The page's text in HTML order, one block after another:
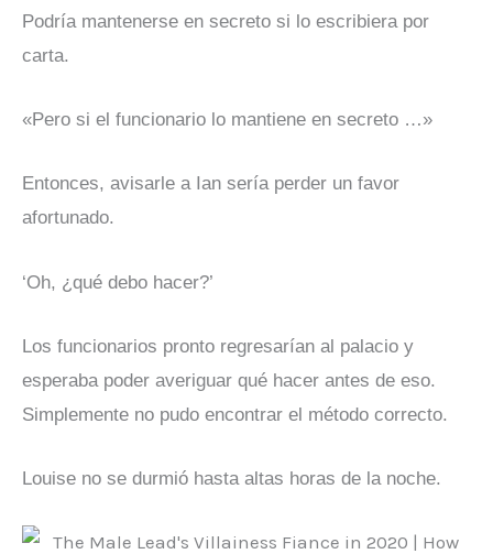
Podría mantenerse en secreto si lo escribiera por
carta.
«Pero si el funcionario lo mantiene en secreto …»
Entonces, avisarle a Ian sería perder un favor
afortunado.
‘Oh, ¿qué debo hacer?’
Los funcionarios pronto regresarían al palacio y
esperaba poder averiguar qué hacer antes de eso.
Simplemente no pudo encontrar el método correcto.
Louise no se durmió hasta altas horas de la noche.